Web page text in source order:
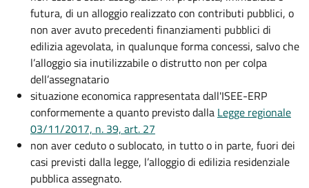
futura, di un alloggio realizzato con contributi pubblici, o
non aver avuto precedenti finanziamenti pubblici di
edilizia agevolata, in qualunque forma concessi, salvo che
l’alloggio sia inutilizzabile o distrutto non per colpa
dell’assegnatario
situazione economica rappresentata dall'ISEE-ERP
conformemente a quanto previsto dalla Legge regionale
03/11/2017, n. 39, art. 27
non aver ceduto o sublocato, in tutto o in parte, fuori dei
casi previsti dalla legge, l’alloggio di edilizia residenziale
pubblica assegnato.